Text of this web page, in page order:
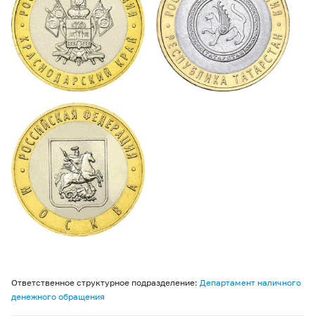
Ответственное структурное подразделение: Департамент наличного
денежного обращения